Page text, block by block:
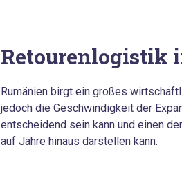
Retourenlogistik
Rumänien birgt ein großes
jedoch die Geschwindigkeit der
entscheidend sein kann und einen
auf Jahre hinaus darstellen kann.